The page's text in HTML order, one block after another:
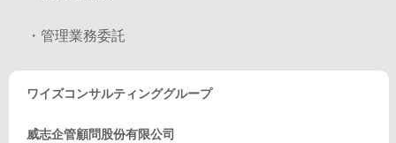
・管理業務委託
ワイズコンサルティンググループ
威志企管顧問股份有限公司